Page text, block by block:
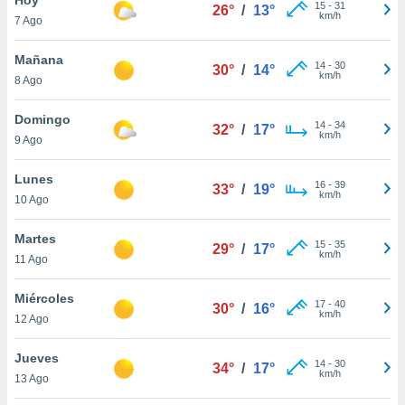
y
en
más
de
7 Ago
26° / 13° 15- 31
km/h
Mañana
8 Ago
30° / 14° 14- 30
km/h
Domingo
9 Ago
32° / 17° 14- 34
km/h
Lunes
10 Ago
33° / 19° 16- 39
km/h
Martes
11 Ago
29° / 17° 15- 35
km/h
Miércoles
12 Ago
30° / 16° 17- 40
km/h
Jueves
13 Ago
34° / 17° 14- 30
km/h